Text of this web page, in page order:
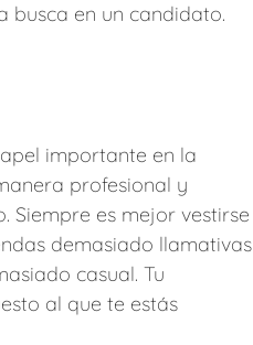
busca en un candidato.
importante en la
profesional y
Siempre es mejor vestirse
demasiado llamativas
casual. Tu
al que te estás